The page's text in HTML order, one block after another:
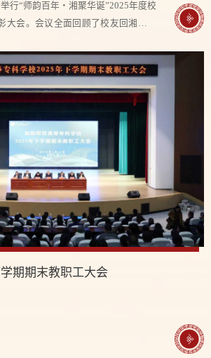
行“师韵百年・湘聚华诞”2025年度校
大会。会议全面回顾了校友回湘系列
党委班子成员、校友特邀代表参会。
奋斗在各条战线的优秀校友致以最诚
。他指出，校友是学校行走的名片，
诠释。大家曾在这里启航，如今散作
。...
期期末教职工大会